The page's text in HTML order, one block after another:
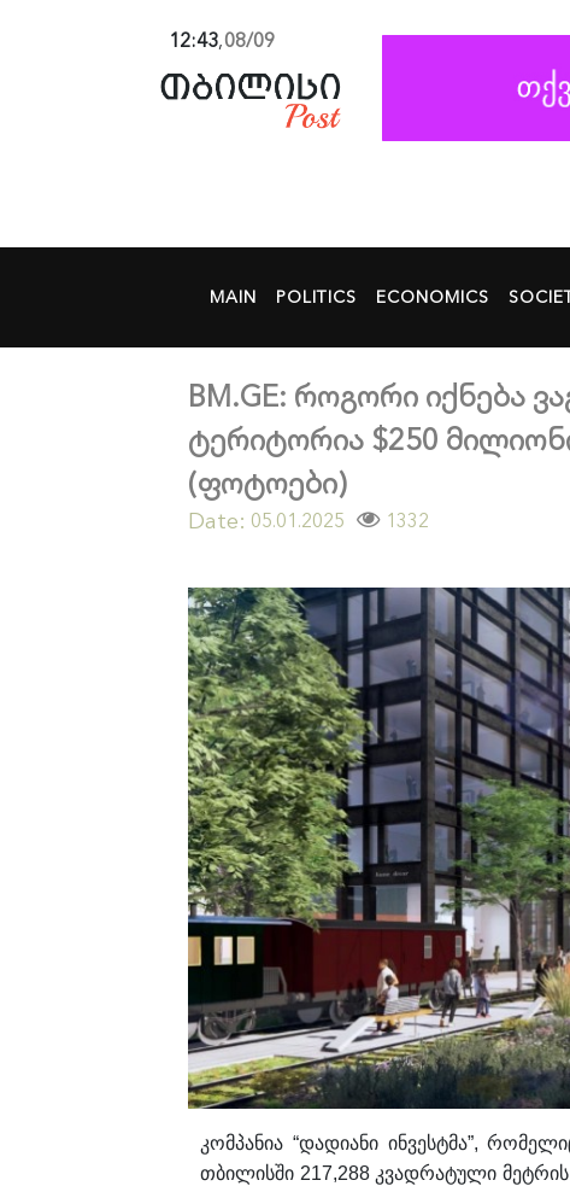
12:43,08/09
MAIN POLITICS ECONOMICS
BM.GE: როგორი იქნება
ტერიტორია $250
(ფოტოები)
Date: 05.01.2025 1332
კომპანია “დადიანი ინვესტმა”,
თბილისში 217,288 კვადრატული მეტრის